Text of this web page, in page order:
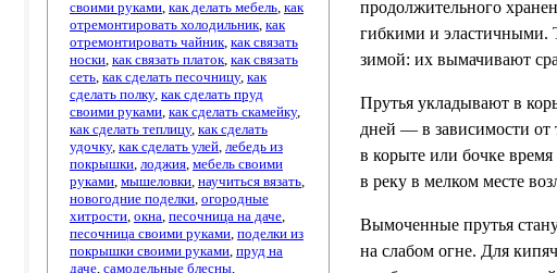
своими руками, как делать мебель, как
отремонтировать холодильник, как
отремонтировать чайник, как связать
носки, как связать платок, как связать
сеть, как сделать песочницу, как
сделать полку, как сделать пруд
своими руками, как сделать скамейку,
как сделать теплицу, как сделать
удочку, как сделать улей, лебедь из
покрышки, лоджия, мебель своими
руками, мышеловки, научиться вязать,
новогодние поделки, огородные
хитрости, окна, песочница на даче,
песочница своими руками, поделки из
покрышки своими руками, пруд на
даче, самодельные блесны,
продолжительного
гибкими и эластичными.
зимой: их вымачивают
Прутья укладывают в
дней — в зависимости от
в корыте или бочке
в реку в мелком месте
Вымоченные прутья
на слабом огне. Для